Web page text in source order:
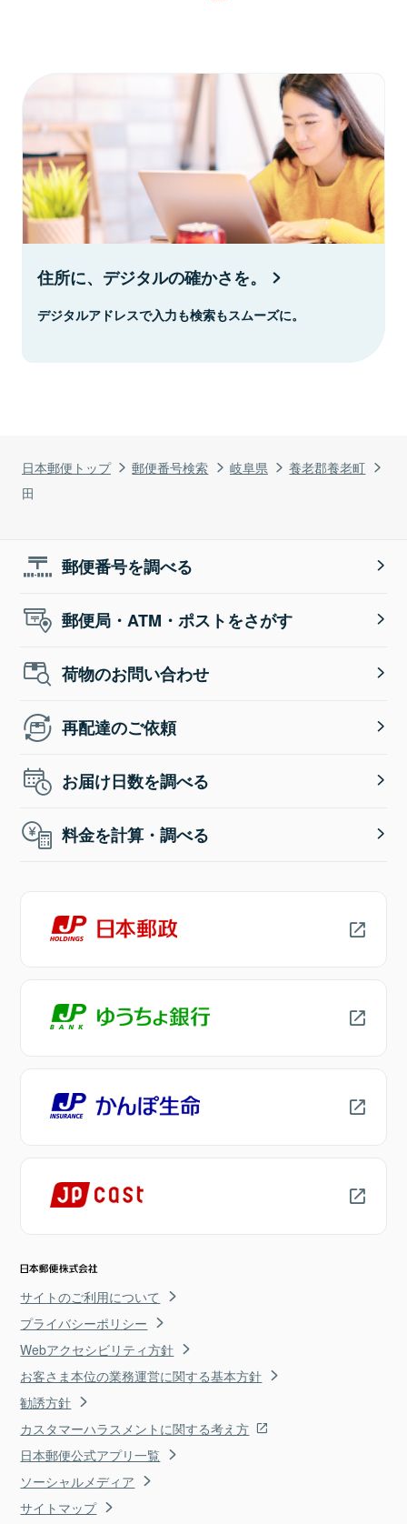
日本郵便トップ 郵便番号検索 岐阜県
養老郡養老町
田
住所に、デジタルの確かさを。
デジタルアドレスで入力も検索もスムーズに。
郵便番号を調べる
郵便局・ATM・ポストをさがす
荷物のお問い合わせ
再配達のご依頼
お届け日数を調べる
料金を計算・調べる
サイトのご利用について
プライバシーポリシー
Webアクセシビリティ方針
お客さま本位の業務運営に関する基本方針
勧誘方針
カスタマーハラスメントに関する考え方
日本郵便公式アプリ一覧
ソーシャルメディア
サイトマップ